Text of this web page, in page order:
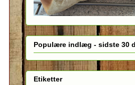
Populære indlæg - sidste 30
Etiketter